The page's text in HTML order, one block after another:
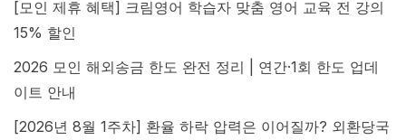
[모인 제휴 혜택] 크림영어 학습자 맞춤 영어 교육 전 강의
15% 할인
2026 모인 해외송금 한도 완전 정리 | 연간·1회 한도 업데
이트 안내
[2026년 8월 1주차] 환율 하락 압력은 이어질까? 외환당국